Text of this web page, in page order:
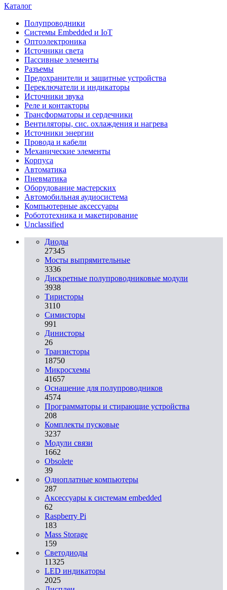
Каталог
Полупроводники
Системы Embedded и IoT
Oптоэлектроника
Источники света
Пассивные элементы
Разъeмы
Предохранители и защитные устройства
Переключатели и индикаторы
Источники звука
Реле и контакторы
Трансформаторы и сердечники
Вентиляторы, сис. охлаждения и нагрева
Источники энергии
Провода и кабели
Механические элементы
Корпуса
Автоматика
Пневматика
Оборудование мастерских
Автомобильная аудиосистема
Компьютерные аксессуары
Робототехника и макетирование
Unclassified
Диоды
27345
Мосты выпрямительные
3336
Дискретные полупроводниковые модули
3938
Тиристоры
3110
Симисторы
991
Динисторы
26
Транзисторы
18750
Микросхемы
41657
Оснащение для полупроводников
4574
Программаторы и стирающие устройства
208
Комплекты пусковые
3237
Модули связи
1662
Obsolete
39
Одноплатные компьютеры
287
Аксессуары к системам embedded
62
Raspberry Pi
183
Mass Storage
159
Светодиоды
11325
LED индикаторы
2025